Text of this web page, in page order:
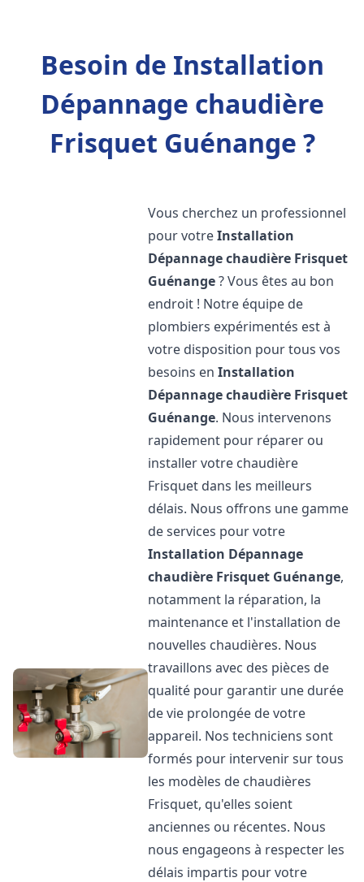
Besoin de Installation
Dépannage chaudière
Frisquet Guénange ?
Vous cherchez un professionnel
pour votreInstallation
Dépannage chaudière Frisquet
Guénange? Vous êtes au bon
endroit ! Notre équipe de
plombiers expérimentés est à
votre disposition pour tous vos
besoins enInstallation
Dépannage chaudière Frisquet
Guénange. Nous intervenons
rapidement pour réparer ou
installer votre chaudière
Frisquet dans les meilleurs
délais. Nous offrons une gamme
de services pour votre
Installation Dépannage
chaudière Frisquet Guénange,
notamment la réparation, la
maintenance et l'installation de
nouvelles chaudières. Nous
travaillons avec des pièces de
qualité pour garantir une durée
de vie prolongée de votre
appareil. Nos techniciens sont
formés pour intervenir sur tous
les modèles de chaudières
Frisquet, qu'elles soient
anciennes ou récentes. Nous
nous engageons à respecter les
délais impartis pour votre